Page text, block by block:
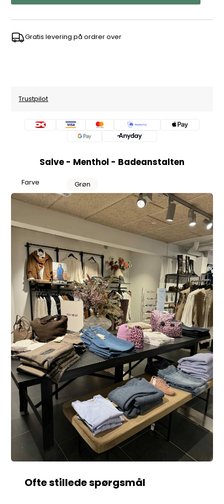
Gratis levering på ordrer over
Trustpilot
Salve - Menthol - Badeanstalten
Farve Grøn